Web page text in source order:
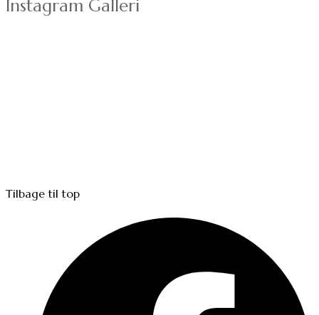
Instagram Galleri
Tilbage til top